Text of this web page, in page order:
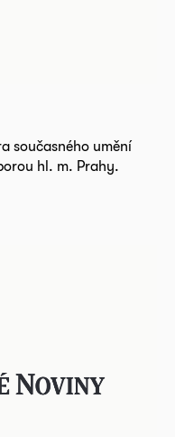
současného umění
hl. m. Prahy.